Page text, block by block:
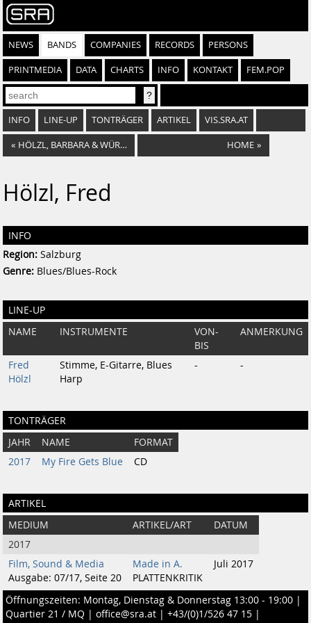
NEWS BANDS COMPANIES RECORDS PERSONS
PRINTMEDIA DATA CHARTS INFO KONTAKT FEM.POP
INFO LINE-UP TONTRÄGER ARTIKEL VIS.SRA.AT
« HÖLZL, BARBARA & WÜRTTEMBERG. PHILHARMONIE/ A. MARTINOLLI D'ARCY HOME »
Hölzl, Fred
INFO
Region: Salzburg
Genre: Blues/Blues-Rock
LINE-UP
NAME INSTRUMENTE
VON-
BIS
ANMERKUNG
Fred
Hölzl
Stimme, E-Gitarre, Blues
Harp
- -
TONTRÄGER
JAHR NAME
FORMAT
2017
My Fire Gets Blue CD
ARTIKEL
MEDIUM ARTIKEL/ART
DATUM
2017
Film, Sound & Media
Ausgabe: 07/17, Seite 20
Made in A.
PLATTENKRITIK
Juli 2017
Öffnungszeiten: Montag, Dienstag & Donnerstag 13:00 - 19:00 |
Quartier 21 / MQ | office@sra.at | +43/(0)1/526 47 15 |